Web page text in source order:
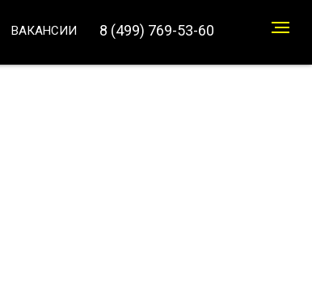
8 (499) 769-53-60
ВАКАНСИИ